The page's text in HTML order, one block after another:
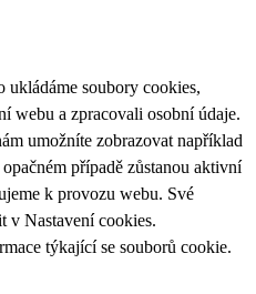
ukládáme soubory cookies,
webu a zpracovali osobní údaje.
umožníte zobrazovat například
případě zůstanou aktivní
k provozu webu. Své
v Nastavení cookies.
týkající se souborů cookie.